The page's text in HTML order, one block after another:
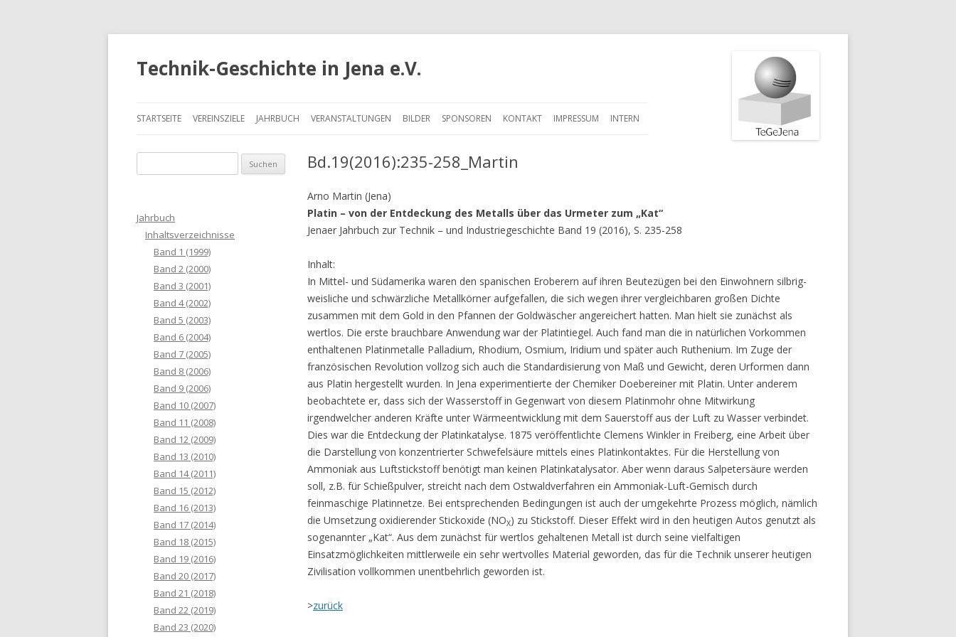
Technik-Geschichte in Jena e.V.
zum
STARTSEITE VEREINSZIELE JAHRBUCH VERANSTALTUNGEN BILDER SPONSOREN KONTAKT IMPRESSUM INTERN
Bd.19(2016):235-258_Martin
Arno Martin (Jena)
Platin – von der Entdeckung des Metalls über das Urmeter zum „Kat“
Jenaer Jahrbuch zur Technik – und Industriegeschichte Band 19 (2016), S. 235-258
Inhalt:
In Mittel- und Südamerika waren den spanischen Eroberern auf ihren Beutezügen bei den Einwohnern silbrig-
weisliche und schwärzliche Metallkörner aufgefallen, die sich wegen ihrer vergleichbaren großen Dichte
zusammen mit dem Gold in den Pfannen der Goldwäscher angereichert hatten. Man hielt sie zunächst als
wertlos. Die erste brauchbare Anwendung war der Platintiegel. Auch fand man die in natürlichen Vorkommen
enthaltenen Platinmetalle Palladium, Rhodium, Osmium, Iridium und später auch Ruthenium. Im Zuge der
französischen Revolution vollzog sich auch die Standardisierung von Maß und Gewicht, deren Urformen dann
aus Platin hergestellt wurden. In Jena experimentierte der Chemiker Doebereiner mit Platin. Unter anderem
beobachtete er, dass sich der Wasserstoff in Gegenwart von diesem Platinmohr ohne Mitwirkung
irgendwelcher anderen Kräfte unter Wärmeentwicklung mit dem Sauerstoff aus der Luft zu Wasser verbindet.
Dies war die Entdeckung der Platinkatalyse. 1875 veröffentlichte Clemens Winkler in Freiberg, eine Arbeit über
die Darstellung von konzentrierter Schwefelsäure mittels eines Platinkontaktes. Für die Herstellung von
Ammoniak aus Luftstickstoff benötigt man keinen Platinkatalysator. Aber wenn daraus Salpetersäure werden
soll, z.B. für Schießpulver, streicht nach dem Ostwaldverfahren ein Ammoniak-Luft-Gemisch durch
feinmaschige Platinnetze. Bei entsprechenden Bedingungen ist auch der umgekehrte Prozess möglich, nämlich
die Umsetzung oxidierender Stickoxide (NOX) zu Stickstoff. Dieser Effekt wird in den heutigen Autos genutzt als
sogenannter „Kat“. Aus dem zunächst für wertlos gehaltenen Metall ist durch seine vielfaltigen
Einsatzmöglichkeiten mittlerweile ein sehr wertvolles Material geworden, das für die Technik unserer heutigen
Zivilisation vollkommen unentbehrlich geworden ist.
>zurück
u
hJahrbuch
Inhaltsverzeichnisse
Band 1 (1999)
Band 2 (2000)
Band 3 (2001)
Band 4 (2002)
Band 5 (2003)
Band 6 (2004)
Band 7 (2005)
Band 8 (2006)
Band 9 (2006)
Band 10 (2007)
Band 11 (2008)
Band 12 (2009)
Band 13 (2010)
Band 14 (2011)
Band 15 (2012)
Band 16 (2013)
Band 17 (2014)
Band 18 (2015)
Band 19 (2016)
Band 20 (2017)
Band 21 (2018)
Band 22 (2019)
Band 23 (2020)